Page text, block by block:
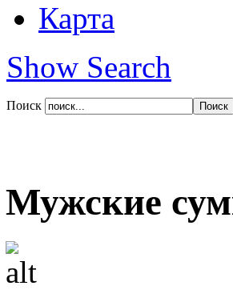
Карта
Show Search
Поиск
Мужские